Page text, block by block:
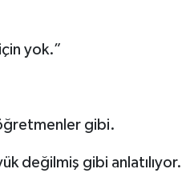
yok.”
gibi.
değilmiş gibi anlatılıyor.